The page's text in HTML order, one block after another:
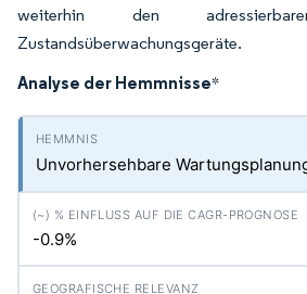
weiterhin den
Zustandsüberwachungsgeräte.
Analyse der Hemmnisse*
Unvorhersehbare
-0.9%